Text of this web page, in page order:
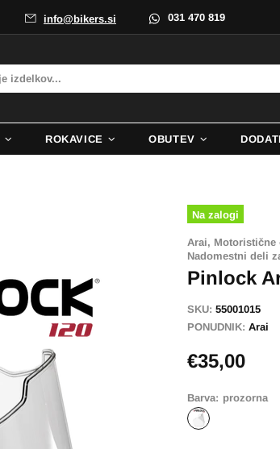
info@bikers.si 031 470 819
ROKAVICE OBUTEV
Na zalogi
Arai, Motoristične
Nadomestni deli
Pinlock
SKU: 55001015
PONUDNIK: Arai
€35,00
Barva: prozorna